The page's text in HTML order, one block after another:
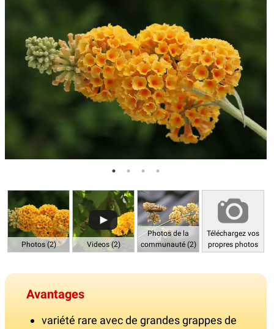
Photos (2) Videos (2)
Photos de la
communauté (2)
Téléchargez vos
propres photos
Avantages
variété rare avec de grandes grappes de